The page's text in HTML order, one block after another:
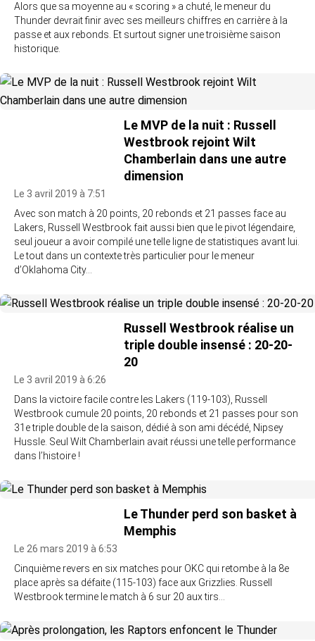
Alors que sa moyenne au « scoring » a chuté, le meneur du
Thunder devrait finir avec ses meilleurs chiffres en carrière à la
passe et aux rebonds. Et surtout signer une troisième saison
historique.
Le MVP de la nuit : Russell
Westbrook rejoint Wilt
Chamberlain dans une autre
dimension
Le 3 avril 2019 à 7:51
Avec son match à 20 points, 20 rebonds et 21 passes face au
Lakers, Russell Westbrook fait aussi bien que le pivot légendaire,
seul joueur a avoir compilé une telle ligne de statistiques avant lui.
Le tout dans un contexte très particulier pour le meneur
d’Oklahoma City…
Russell Westbrook réalise un
triple double insensé : 20-20-
20
Le 3 avril 2019 à 6:26
Dans la victoire facile contre les Lakers (119-103), Russell
Westbrook cumule 20 points, 20 rebonds et 21 passes pour son
31e triple double de la saison, dédié à son ami décédé, Nipsey
Hussle. Seul Wilt Chamberlain avait réussi une telle performance
dans l’histoire !
Le Thunder perd son basket à
Memphis
Le 26 mars 2019 à 6:53
Cinquième revers en six matches pour OKC qui retombe à la 8e
place après sa défaite (115-103) face aux Grizzlies. Russell
Westbrook termine le match à 6 sur 20 aux tirs…